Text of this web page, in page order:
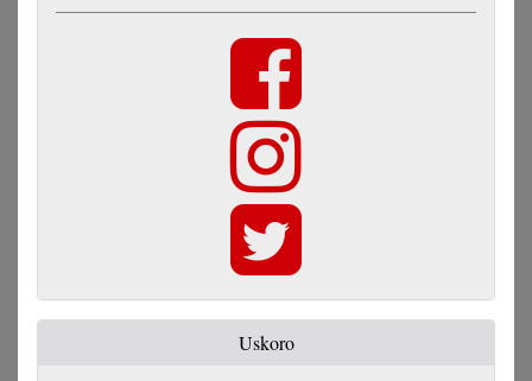
Uskoro